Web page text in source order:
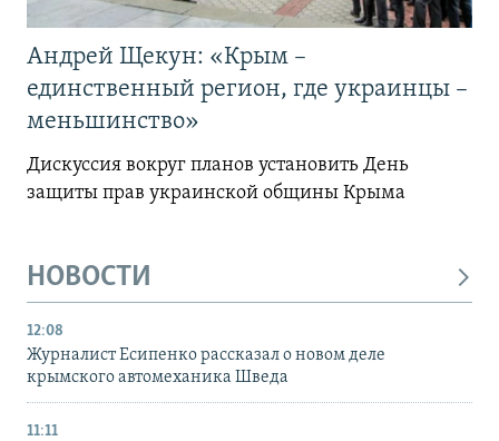
Андрей Щекун: «Крым –
единственный регион, где украинцы –
меньшинство»
Дискуссия вокруг планов установить День
защиты прав украинской общины Крыма
НОВОСТИ
12:08
Журналист Есипенко рассказал о новом деле
крымского автомеханика Шведа
11:11